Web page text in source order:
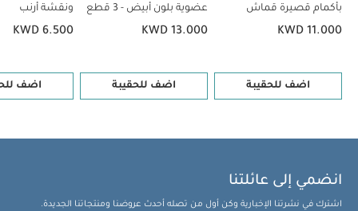
بأكمام قصيرة قماش
عضوي بلون أبيض - 5 قطع
KWD 11.000
اضف للحقيبة
عضوية بلون أبيض - 3 قطع
KWD 13.000
اضف للحقيبة
ونقشة أرنب
KWD 6.500
اضف
انضمي إلى عائلتنا
اشترك في نشرتنا الإخبارية وكن أول من تصله أحدث عروضنا ومنتجاتنا الجديدة.